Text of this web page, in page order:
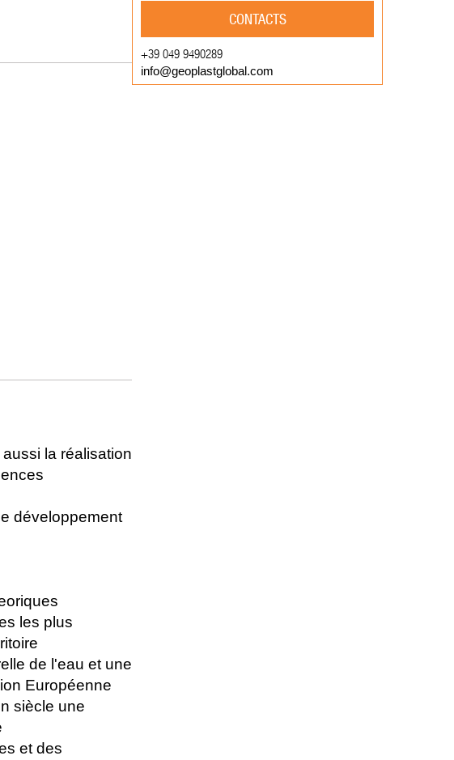
la réalisation
développement
les plus
de l'eau et une
Européenne
siècle une
et des
CONTACTS
+39 049 9490289
info@geoplastglobal.com